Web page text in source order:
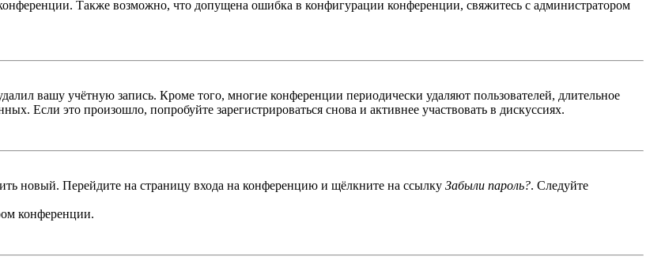
Также возможно, что допущена ошибка в конфигурации конференции, свяжитесь с администратором
вашу учётную запись. Кроме того, многие конференции периодически удаляют пользователей, длительное
Если это произошло, попробуйте зарегистрироваться снова и активнее участвовать в дискуссиях.
новый. Перейдите на страницу входа на конференцию и щёлкните на ссылку Забыли пароль?. Следуйте
конференции.